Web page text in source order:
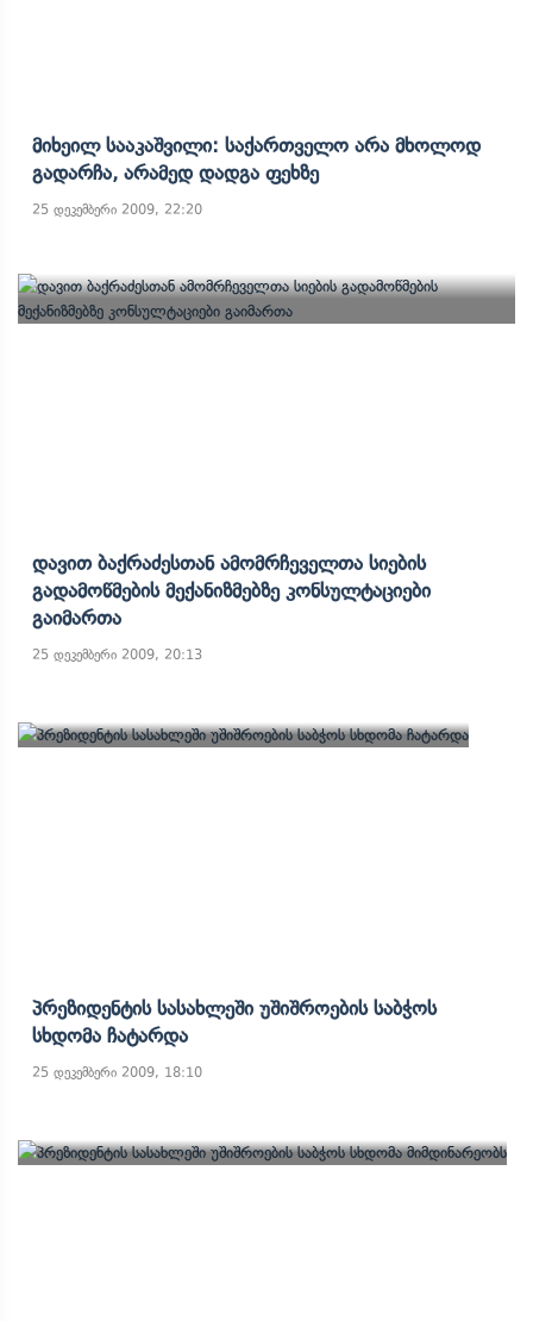
Მიხეილ Სააკაშვილი: Საქართველო Არა Მხოლოდ
Გადარჩა, Არამედ Დადგა Ფეხზე
25 დეკემბერი 2009, 22:20
Დავით Ბაქრაძესთან Ამომრჩეველთა Სიების
Გადამოწმების Მექანიზმებზე Კონსულტაციები
Გაიმართა
25 დეკემბერი 2009, 20:13
Პრეზიდენტის Სასახლეში Უშიშროების Საბჭოს
Სხდომა Ჩატარდა
25 დეკემბერი 2009, 18:10